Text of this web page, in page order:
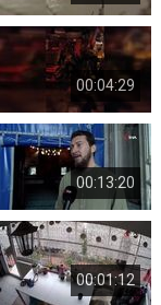
00:04:29
00:13:20
00:01:12